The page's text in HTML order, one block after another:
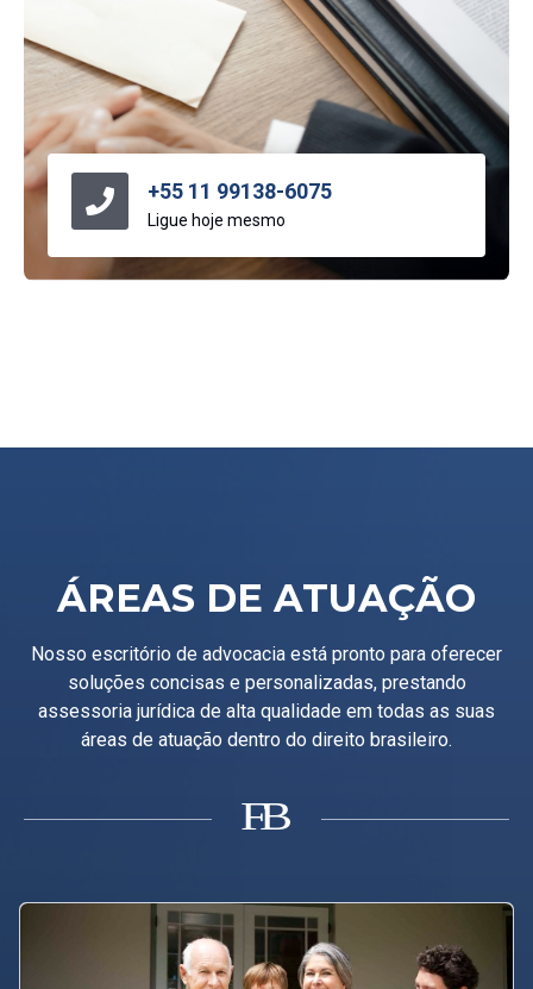
+55 11 99138-6075
Ligue hoje mesmo
ÁREAS DE ATUAÇÃO
Nosso escritório de advocacia está pronto para oferecer
soluções concisas e personalizadas, prestando
assessoria jurídica de alta qualidade em todas as suas
áreas de atuação dentro do direito brasileiro.
FB